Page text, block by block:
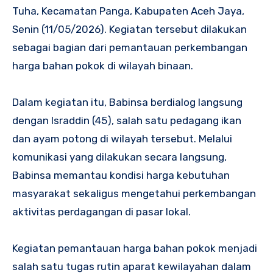
Tuha, Kecamatan Panga, Kabupaten Aceh Jaya,
Senin (11/05/2026). Kegiatan tersebut dilakukan
sebagai bagian dari pemantauan perkembangan
harga bahan pokok di wilayah binaan.
Dalam kegiatan itu, Babinsa berdialog langsung
dengan Israddin (45), salah satu pedagang ikan
dan ayam potong di wilayah tersebut. Melalui
komunikasi yang dilakukan secara langsung,
Babinsa memantau kondisi harga kebutuhan
masyarakat sekaligus mengetahui perkembangan
aktivitas perdagangan di pasar lokal.
Kegiatan pemantauan harga bahan pokok menjadi
salah satu tugas rutin aparat kewilayahan dalam